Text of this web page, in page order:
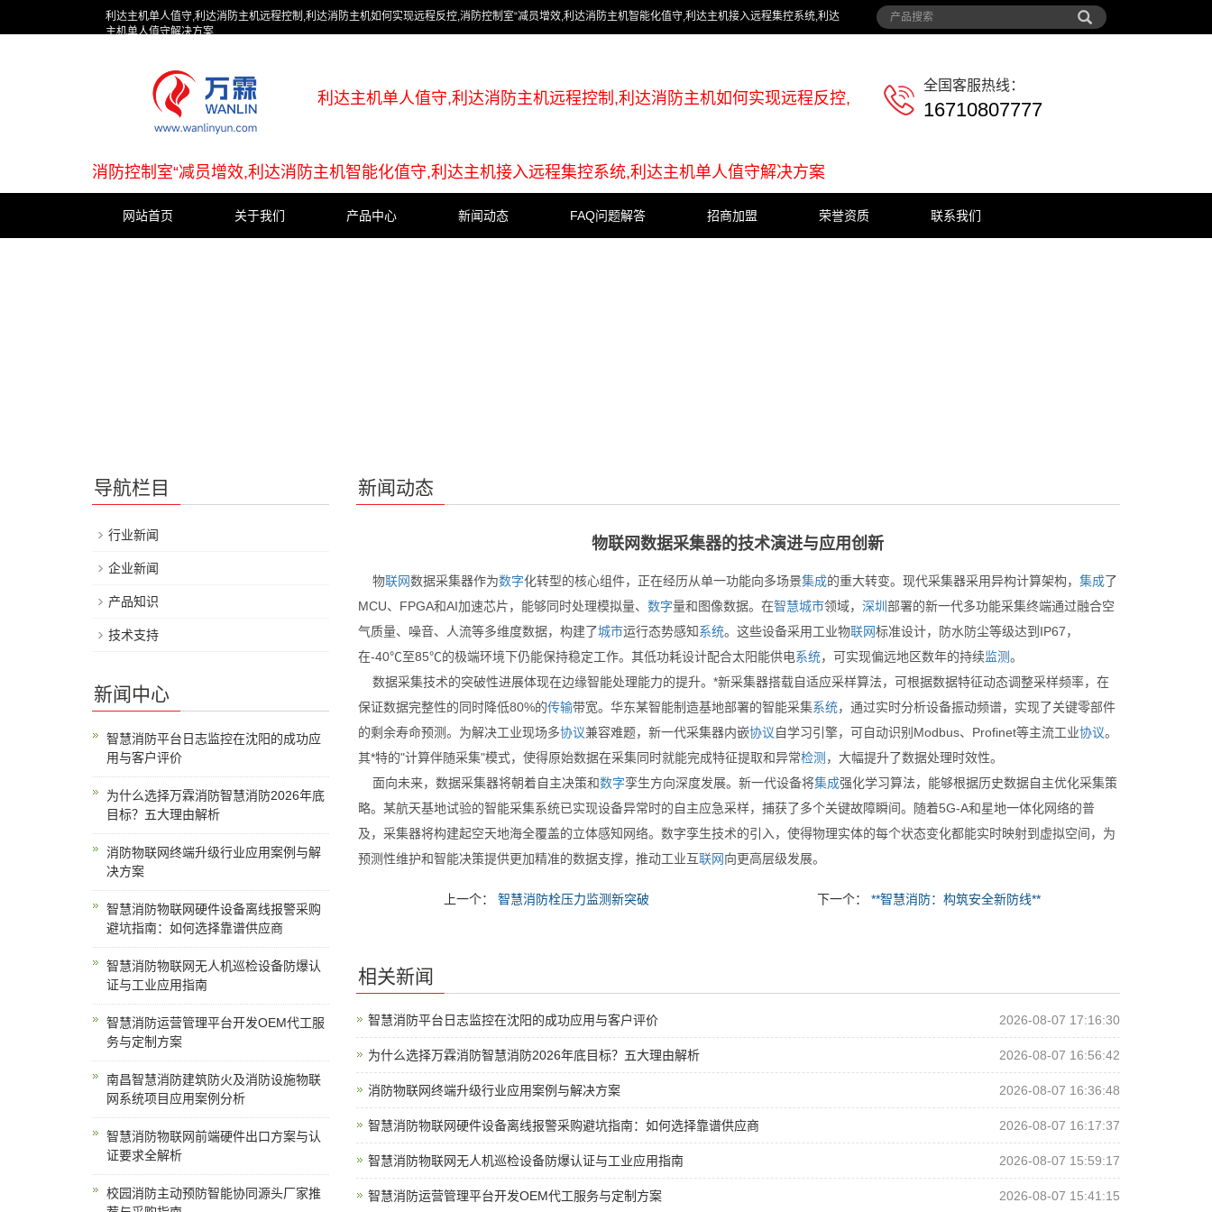
利达主机单人值守,利达消防主机远程控制,利达消防主机如何实现远程反控,消防控制室“减员增效,利达消防主机智能化值守,利达主机接入远程集控系统,利达
主机单人值守解决方案
利达主机单人值守,利达消防主机远程控制,利达消防主机如何实现远程反控,
消防控制室“减员增效,利达消防主机智能化值守,利达主机接入远程集控系统,利达主机单人值守解决方案
全国客服热线：
16710807777
网站首页 关于我们 产品中心 新闻动态 FAQ问题解答 招商加盟 荣誉资质 联系我们
新闻动态
物联网数据采集器的技术演进与应用创新
物联网数据采集器作为数字化转型的核心组件，正在经历从单一功能向多场景集成的重大转变。现代采集器采用异构计算架构， 集成了
MCU、FPGA和AI加速芯片，能够同时处理模拟量、 数字量和图像数据。在智慧城市领域， 深圳 部署的新一代多功能采集终端通过融合空
气质量、噪音、人流等多维度数据，构建了城市运行态势感知系统。这些设备采用工业物联网标准设计，防水防尘等级达到IP67，
在-40℃至85℃的极端环境下仍能保持稳定工作。其低功耗设计配合太阳能供电系统，可实现偏远地区数年的持续监测。
数据采集技术的突破性进展体现在边缘智能处理能力的提升。*新采集器搭载自适应采样算法，可根据数据特征动态调整采样频率，在
保证数据完整性的同时降低80%的传输带宽。华东某智能制造基地部署的智能采集系统，通过实时分析设备振动频谱，实现了关键零部件
的剩余寿命预测。为解决工业现场多协议兼容难题，新一代采集器内嵌协议自学习引擎，可自动识别Modbus、Profinet等主流工业协议。
其*特的"计算伴随采集"模式，使得原始数据在采集同时就能完成特征提取和异常检测 ，大幅提升了数据处理时效性。
面向未来，数据采集器将朝着自主决策和数字孪生方向深度发展。新一代设备将集成强化学习算法，能够根据历史数据自主优化采集策
略。某航天基地试验的智能采集系统已实现设备异常时的自主应急采样，捕获了多个关键故障瞬间。随着5G-A和星地一体化网络的普
及，采集器将构建起空天地海全覆盖的立体感知网络。数字孪生技术的引入，使得物理实体的每个状态变化都能实时映射到虚拟空间，为
预测性维护和智能决策提供更加精准的数据支撑，推动工业互联网向更高层级发展。
上一个： 智慧消防栓压力监测新突破 下一个： **智慧消防：构筑安全新防线**
相关新闻
智慧消防平台日志监控在沈阳的成功应用与客户评价 2026-08-07 17:16:30
为什么选择万霖消防智慧消防2026年底目标？五大理由解析 2026-08-07 16:56:42
消防物联网终端升级行业应用案例与解决方案 2026-08-07 16:36:48
智慧消防物联网硬件设备离线报警采购避坑指南：如何选择靠谱供应商 2026-08-07 16:17:37
智慧消防物联网无人机巡检设备防爆认证与工业应用指南 2026-08-07 15:59:17
智慧消防运营管理平台开发OEM代工服务与定制方案 2026-08-07 15:41:15
导航栏目
行业新闻
企业新闻
产品知识
技术支持
新闻中心
智慧消防平台日志监控在沈阳的成功应
用与客户评价
为什么选择万霖消防智慧消防2026年底
目标？五大理由解析
消防物联网终端升级行业应用案例与解
决方案
智慧消防物联网硬件设备离线报警采购
避坑指南：如何选择靠谱供应商
智慧消防物联网无人机巡检设备防爆认
证与工业应用指南
智慧消防运营管理平台开发OEM代工服
务与定制方案
南昌智慧消防建筑防火及消防设施物联
网系统项目应用案例分析
智慧消防物联网前端硬件出口方案与认
证要求全解析
校园消防主动预防智能协同源头厂家推